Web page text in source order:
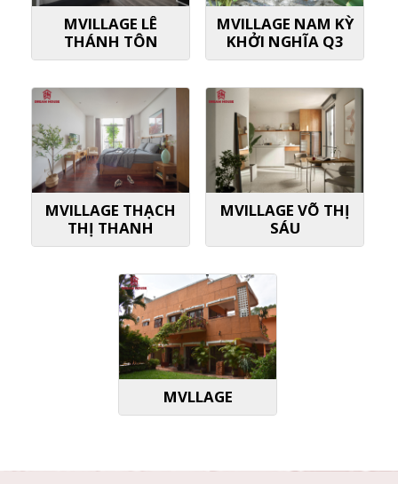
MVILLAGE LÊ
THÁNH TÔN
MVILLAGE NAM KỲ
KHỞI NGHĨA Q3
MVILLAGE THẠCH
THỊ THANH
MVILLAGE VÕ THỊ
SÁU
MVLLAGE